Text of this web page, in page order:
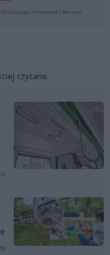
od Google: Prywatność | Warunki
czytane